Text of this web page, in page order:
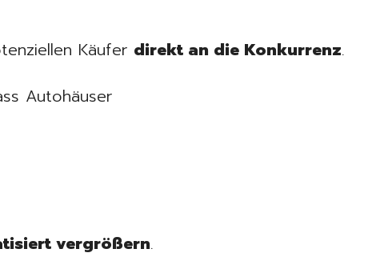
Käufer direkt an die Konkurrenz.
Autohäuser
vergrößern.